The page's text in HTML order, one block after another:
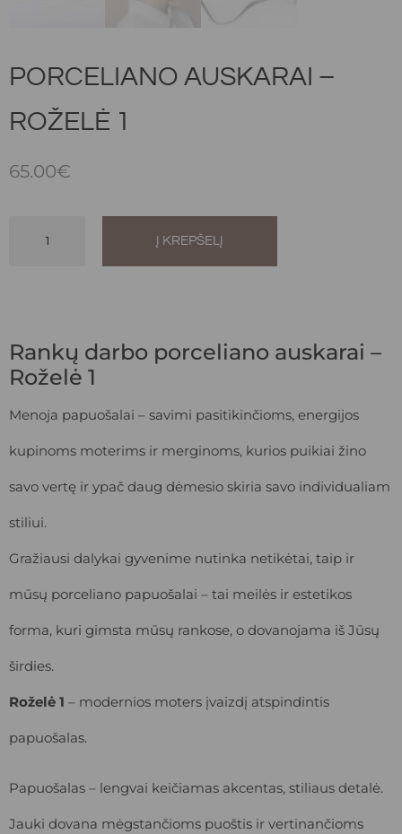
PORCELIANO AUSKARAI –
ROŽELĖ 1
65.00€
Į KREPŠELĮ
Rankų darbo porceliano auskarai –
Roželė 1
Menoja papuošalai – savimi pasitikinčioms, energijos
kupinoms moterims ir merginoms, kurios puikiai žino
savo vertę ir ypač daug dėmesio skiria savo individualiam
stiliui.
Gražiausi dalykai gyvenime nutinka netikėtai, taip ir
mūsų porceliano papuošalai – tai meilės ir estetikos
forma, kuri gimsta mūsų rankose, o dovanojama iš Jūsų
širdies.
Roželė 1 – modernios moters įvaizdį atspindintis
papuošalas.
Papuošalas – lengvai keičiamas akcentas, stiliaus detalė.
Jauki dovana mėgstančioms puoštis ir vertinančioms